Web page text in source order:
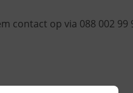
contact op via 088 002 99